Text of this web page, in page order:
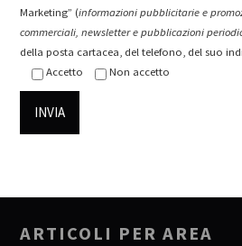
Marketing” (informazioni pubblicitarie e
commerciali, newsletter e pubblicazioni
della posta cartacea, del telefono, del suo
Accetto
Non accetto
ARTICOLI PER AREA